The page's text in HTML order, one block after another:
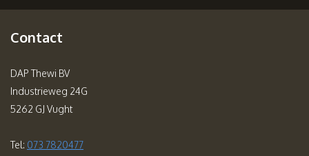
Contact
DAP Thewi BV
Industrieweg 24G
5262 GJ Vught
Tel: 073 7820477